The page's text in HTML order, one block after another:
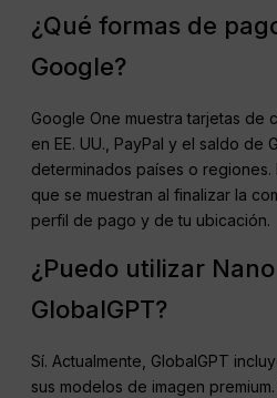
¿Qué formas de
Google?
Google One muestra tarjetas de
en EE. UU., PayPal y el saldo de
determinados países o
que se muestran al finalizar la
perfil de pago y de tu ubicación.
¿Puedo utilizar
GlobalGPT?
Sí. Actualmente, GlobalGPT
sus modelos de imagen